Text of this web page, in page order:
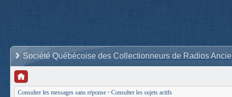
Société Québécoise des Collectionneurs de Radios
Consulter les messages sans réponse • Consulter les sujets actifs